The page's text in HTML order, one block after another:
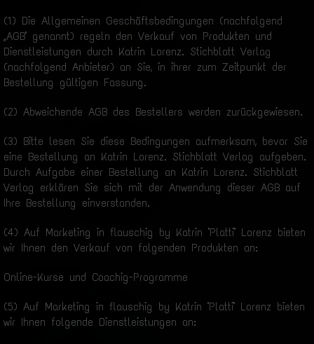
(1) Die Allgemeinen Geschäftsbedingungen (nachfolgend
„AGB" genannt) regeln den Verkauf von Produkten und
Dienstleistungen durch Katrin Lorenz. Stichblatt Verlag
(nachfolgend Anbieter) an Sie, in ihrer zum Zeitpunkt der
Bestellung gültigen Fassung.
(2) Abweichende AGB des Bestellers werden zurückgewiesen.
(3) Bitte lesen Sie diese Bedingungen aufmerksam, bevor Sie
eine Bestellung an Katrin Lorenz. Stichblatt Verlag aufgeben.
Durch Aufgabe einer Bestellung an Katrin Lorenz. Stichblatt
Verlag erklären Sie sich mit der Anwendung dieser AGB auf
Ihre Bestellung einverstanden.
(4) Auf Marketing in flauschig by Katrin "Platti" Lorenz bieten
wir Ihnen den Verkauf von folgenden Produkten an:
Online-Kurse und Coachig-Programme
(5) Auf Marketing in flauschig by Katrin "Platti" Lorenz bieten
wir Ihnen folgende Dienstleistungen an: